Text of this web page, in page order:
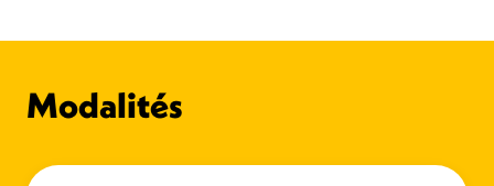
Modalités